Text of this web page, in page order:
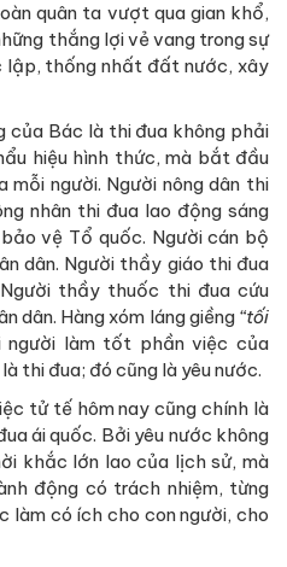
quân ta vượt qua gian khổ,
thắng lợi vẻ vang trong sự
lập, thống nhất đất nước, xây
Bác là thi đua không phải
hiệu hình thức, mà bắt đầu
người. Người nông dân thi
nhân thi đua lao động sáng
vệ Tổ quốc. Người cán bộ
dân. Người thầy giáo thi đua
thầy thuốc thi đua cứu
dân. Hàng xóm láng giềng “tối
người làm tốt phần việc của
thi đua; đó cũng là yêu nước.
tử tế hôm nay cũng chính là
ái quốc. Bởi yêu nước không
khắc lớn lao của lịch sử, mà
động có trách nhiệm, từng
làm có ích cho con người, cho